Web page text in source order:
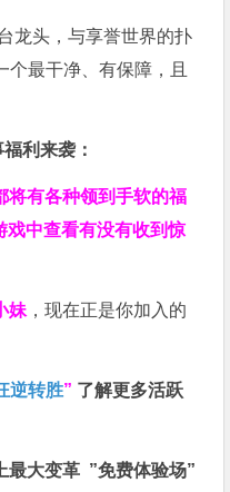
龙头，与享誉世界的扑
个最干净、有保障，且
利来袭：
将有各种领到手软的福
戏中查看有没有收到惊
妹 ，现在正是你加入的
逆转胜” 了解更多活跃
最大变革 ”免费体验场”